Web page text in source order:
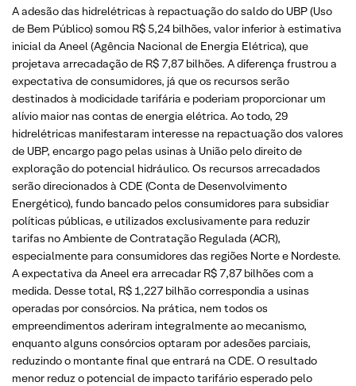
A adesão das hidrelétricas à repactuação do saldo do UBP (Uso
de Bem Público) somou R$ 5,24 bilhões, valor inferior à estimativa
inicial da Aneel (Agência Nacional de Energia Elétrica), que
projetava arrecadação de R$ 7,87 bilhões. A diferença frustrou a
expectativa de consumidores, já que os recursos serão
destinados à modicidade tarifária e poderiam proporcionar um
alívio maior nas contas de energia elétrica. Ao todo, 29
hidrelétricas manifestaram interesse na repactuação dos valores
de UBP, encargo pago pelas usinas à União pelo direito de
exploração do potencial hidráulico. Os recursos arrecadados
serão direcionados à CDE (Conta de Desenvolvimento
Energético), fundo bancado pelos consumidores para subsidiar
políticas públicas, e utilizados exclusivamente para reduzir
tarifas no Ambiente de Contratação Regulada (ACR),
especialmente para consumidores das regiões Norte e Nordeste.
A expectativa da Aneel era arrecadar R$ 7,87 bilhões com a
medida. Desse total, R$ 1,227 bilhão correspondia a usinas
operadas por consórcios. Na prática, nem todos os
empreendimentos aderiram integralmente ao mecanismo,
enquanto alguns consórcios optaram por adesões parciais,
reduzindo o montante final que entrará na CDE. O resultado
menor reduz o potencial de impacto tarifário esperado pelo